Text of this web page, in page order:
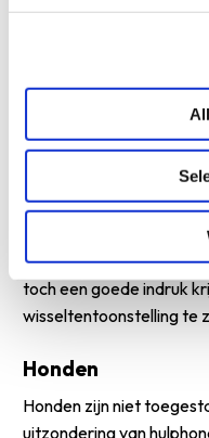
Toegankelijkheid
De Oudheidkamer is
mensen die niet goed
scootmobiel het
een rollator alleen als
probleem zijn. De
smalle, steile trap te
ligt beneden een boekje
en de bijbehorende
toch een goede indruk
wisseltentoonstelling te
Honden
Honden zijn niet
uitzondering van